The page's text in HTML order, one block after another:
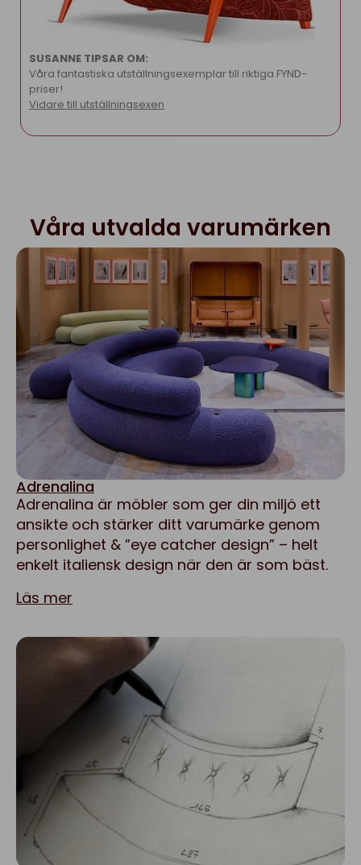
SUSANNE TIPSAR OM:
Våra fantastiska utställningsexemplar till riktiga FYND-
priser!
Vidare till utställningsexen
Våra utvalda varumärken
Adrenalina
Adrenalina är möbler som ger din miljö ett
ansikte och stärker ditt varumärke genom
personlighet & ”eye catcher design” – helt
enkelt italiensk design när den är som bäst.
Läs mer